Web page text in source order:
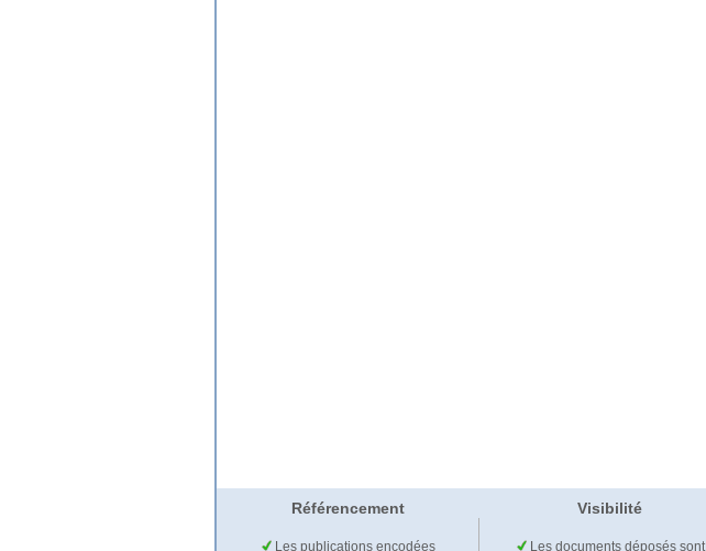
Référencement Visibilité
Les publications encodées Les documents déposés sont